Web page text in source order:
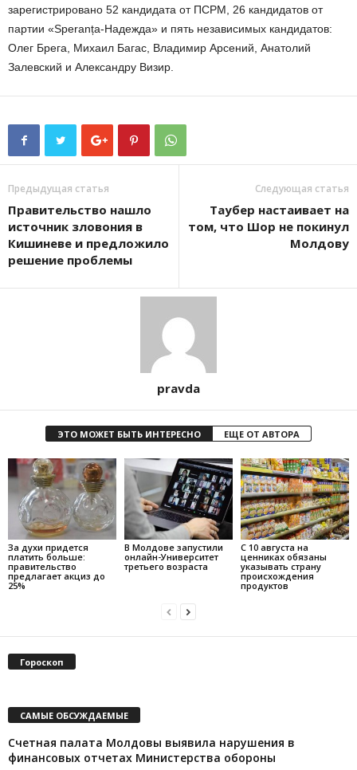
зарегистрировано 52 кандидата от ПСРМ, 26 кандидатов от
партии «Speranța-Надежда» и пять независимых кандидатов:
Олег Брега, Михаил Багас, Владимир Арсений, Анатолий
Залевский и Александру Визир.
Предыдущая статья
Правительство нашло
источник зловония в
Кишиневе и предложило
решение проблемы
Следующая статья
Таубер настаивает на
том, что Шор не покинул
Молдову
pravda
ЭТО МОЖЕТ БЫТЬ ИНТЕРЕСНО ЕЩЕ ОТ АВТОРА
За духи придется
платить больше:
правительство
предлагает акциз до
25%
В Молдове запустили
онлайн-Университет
третьего возраста
С 10 августа на
ценниках обязаны
указывать страну
происхождения
продуктов
Гороскоп
САМЫЕ ОБСУЖДАЕМЫЕ
Счетная палата Молдовы выявила нарушения в
финансовых отчетах Министерства обороны